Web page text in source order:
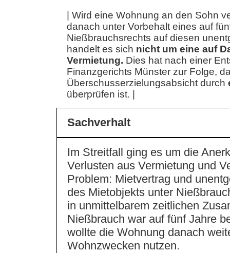
| Wird eine Wohnung an den Sohn
danach unter Vorbehalt eines auf
Nießbrauchsrechts auf diesen
handelt es sich nicht um eine auf
Vermietung. Dies hat nach einer
Finanzgerichts Münster zur Folge,
Überschusserzielungsabsicht durch
überprüfen ist. |
Sachverhalt
Im Streitfall ging es um die
Verlusten aus Vermietung und
Problem: Mietvertrag und
des Mietobjekts unter
in unmittelbarem zeitlichen
Nießbrauch war auf fünf Jahre
wollte die Wohnung danach
Wohnzwecken nutzen.